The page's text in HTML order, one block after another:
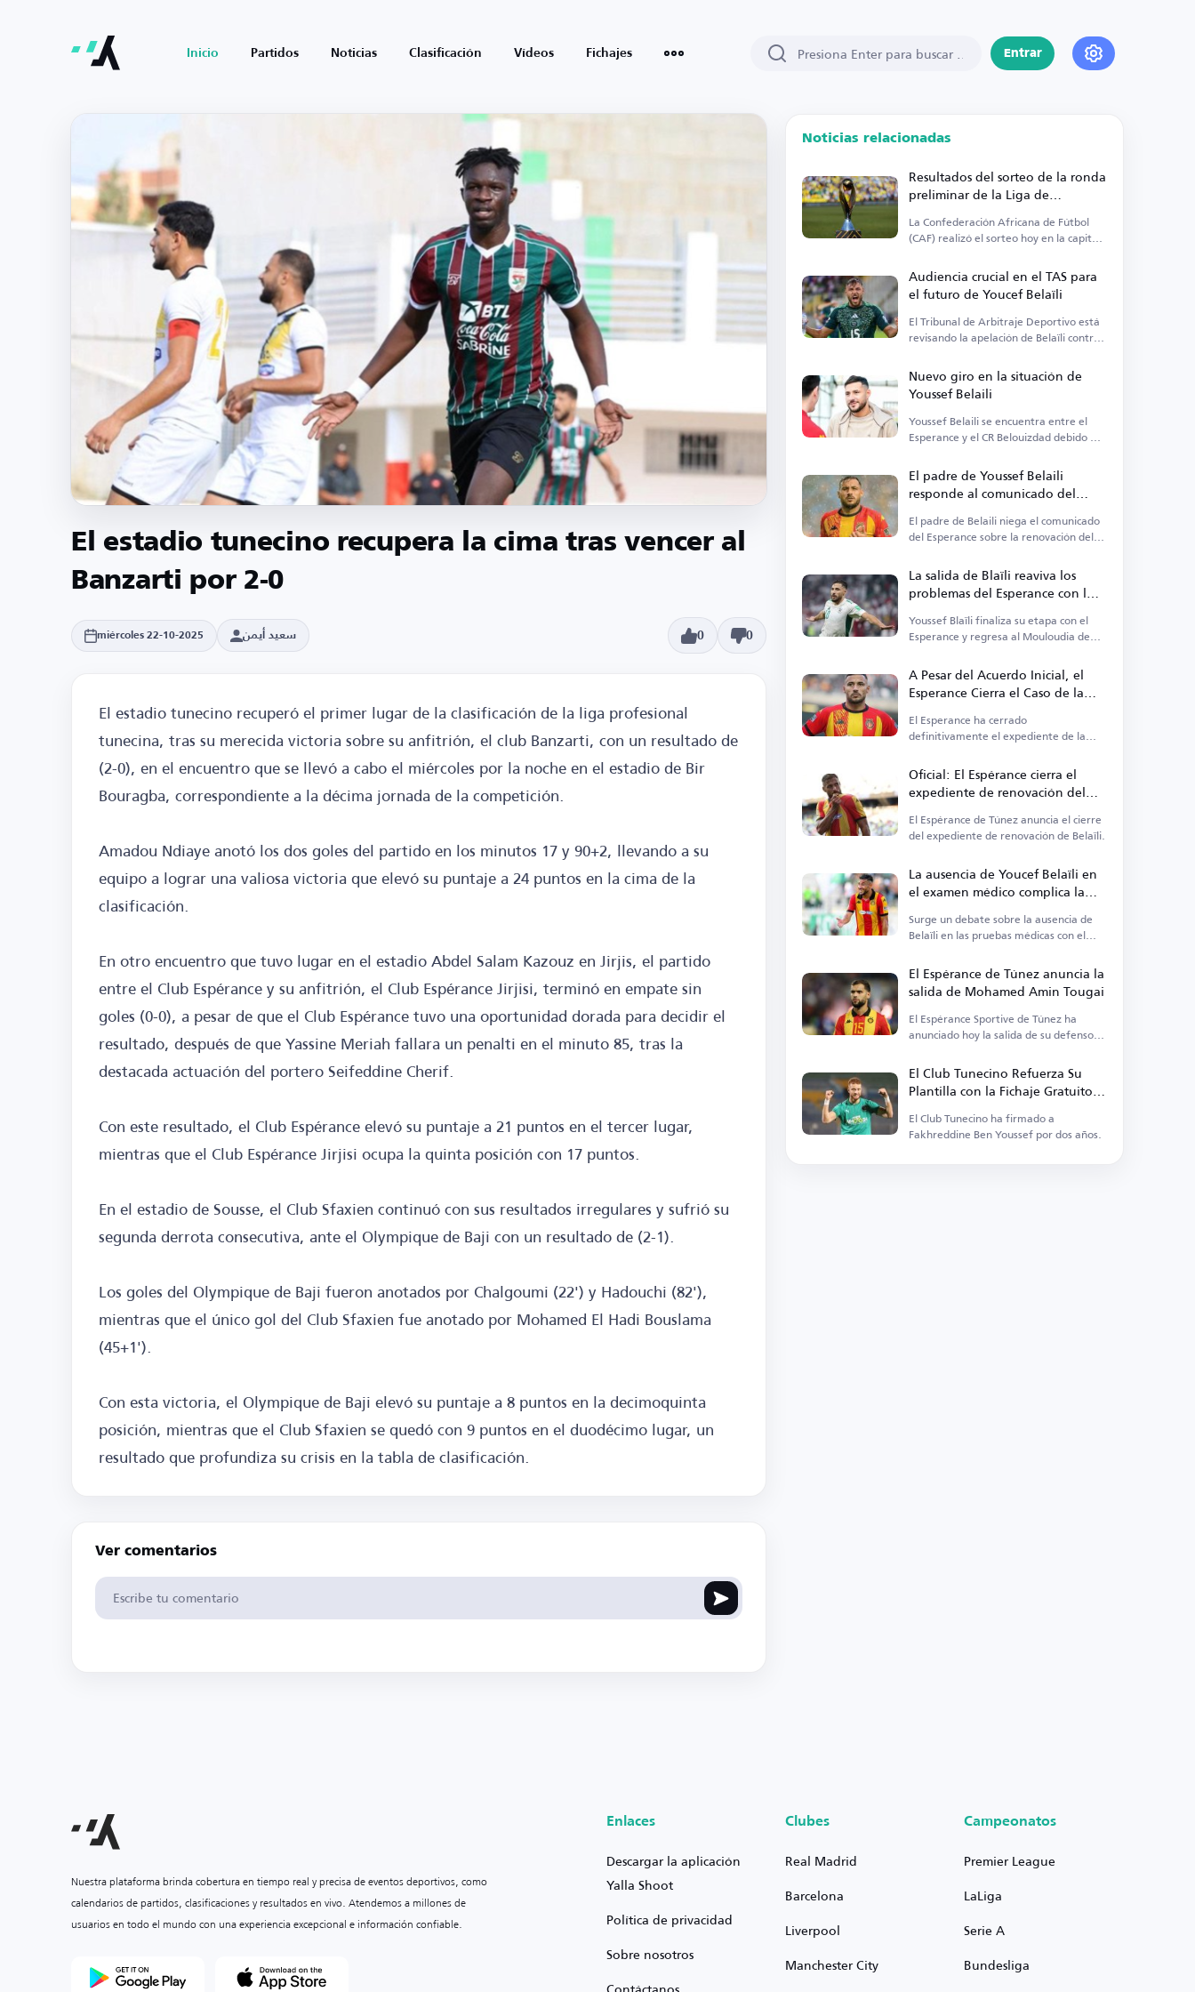
Inicio Partidos Noticias Clasificación Vídeos Fichajes Entrar
El estadio tunecino recupera la cima tras vencer al
Banzarti por 2-0
miércoles 22-10-2025 سعيد أيمن 0 0
El estadio tunecino recuperó el primer lugar de la clasificación de la liga profesional
tunecina, tras su merecida victoria sobre su anfitrión, el club Banzarti, con un resultado de
(2-0), en el encuentro que se llevó a cabo el miércoles por la noche en el estadio de Bir
Bouragba, correspondiente a la décima jornada de la competición.
Amadou Ndiaye anotó los dos goles del partido en los minutos 17 y 90+2, llevando a su
equipo a lograr una valiosa victoria que elevó su puntaje a 24 puntos en la cima de la
clasificación.
En otro encuentro que tuvo lugar en el estadio Abdel Salam Kazouz en Jirjis, el partido
entre el Club Espérance y su anfitrión, el Club Espérance Jirjisi, terminó en empate sin
goles (0-0), a pesar de que el Club Espérance tuvo una oportunidad dorada para decidir el
resultado, después de que Yassine Meriah fallara un penalti en el minuto 85, tras la
destacada actuación del portero Seifeddine Cherif.
Con este resultado, el Club Espérance elevó su puntaje a 21 puntos en el tercer lugar,
mientras que el Club Espérance Jirjisi ocupa la quinta posición con 17 puntos.
En el estadio de Sousse, el Club Sfaxien continuó con sus resultados irregulares y sufrió su
segunda derrota consecutiva, ante el Olympique de Baji con un resultado de (2-1).
Los goles del Olympique de Baji fueron anotados por Chalgoumi (22') y Hadouchi (82'),
mientras que el único gol del Club Sfaxien fue anotado por Mohamed El Hadi Bouslama
(45+1').
Con esta victoria, el Olympique de Baji elevó su puntaje a 8 puntos en la decimoquinta
posición, mientras que el Club Sfaxien se quedó con 9 puntos en el duodécimo lugar, un
resultado que profundiza su crisis en la tabla de clasificación.
Ver comentarios
Noticias relacionadas
Resultados del sorteo de la ronda
preliminar de la Liga de
Campeones de la CAF 2026-2027
La Confederación Africana de Fútbol
(CAF) realizó el sorteo hoy en la capital
Audiencia crucial en el TAS para
el futuro de Youcef Belaïli
El Tribunal de Arbitraje Deportivo está
revisando la apelación de Belaïli contra
Nuevo giro en la situación de
Youssef Belaili
Youssef Belaili se encuentra entre el
Esperance y el CR Belouizdad debido a
El padre de Youssef Belaili
responde al comunicado del
Esperance
El padre de Belaili niega el comunicado
del Esperance sobre la renovación del
La salida de Blaïli reaviva los
problemas del Esperance con los
jugadores argelinos
Youssef Blaïli finaliza su etapa con el
Esperance y regresa al Mouloudia de
A Pesar del Acuerdo Inicial, el
Esperance Cierra el Caso de la
Renovación de Youcef Belaïli
El Esperance ha cerrado
definitivamente el expediente de la
Belaïli.
Oficial: El Espérance cierra el
expediente de renovación del
contrato de Youcef Belaïli
El Espérance de Túnez anuncia el cierre
del expediente de renovación de Belaïli.
La ausencia de Youcef Belaïli en
el examen médico complica la
renovación de su contrato con el
Esperance
Surge un debate sobre la ausencia de
Belaïli en las pruebas médicas con el
El Espérance de Túnez anuncia la
salida de Mohamed Amin Tougai
El Espérance Sportive de Túnez ha
anunciado hoy la salida de su defensor
El Club Tunecino Refuerza Su
Plantilla con la Fichaje Gratuito
de Fakhreddine Ben Youssef
El Club Tunecino ha firmado a
Fakhreddine Ben Youssef por dos años.
Nuestra plataforma brinda cobertura en tiempo real y precisa de eventos deportivos, como
calendarios de partidos, clasificaciones y resultados en vivo. Atendemos a millones de
usuarios en todo el mundo con una experiencia excepcional e información confiable.
Enlaces
Descargar la aplicación
Yalla Shoot
Política de privacidad
Sobre nosotros
Clubes
Real Madrid
Barcelona
Liverpool
Manchester City
Campeonatos
Premier League
LaLiga
Serie A
Bundesliga